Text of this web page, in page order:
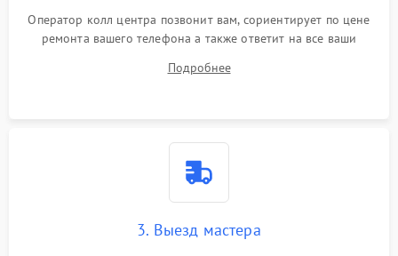
Оператор колл центра позвонит вам, сориентирует по цене
ремонта вашего телефона а также ответит на все ваши
Подробнее
3. Выезд мастера